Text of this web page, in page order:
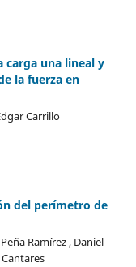
carga una lineal y
la fuerza en
Carrillo
del perímetro de
Ramírez , Daniel